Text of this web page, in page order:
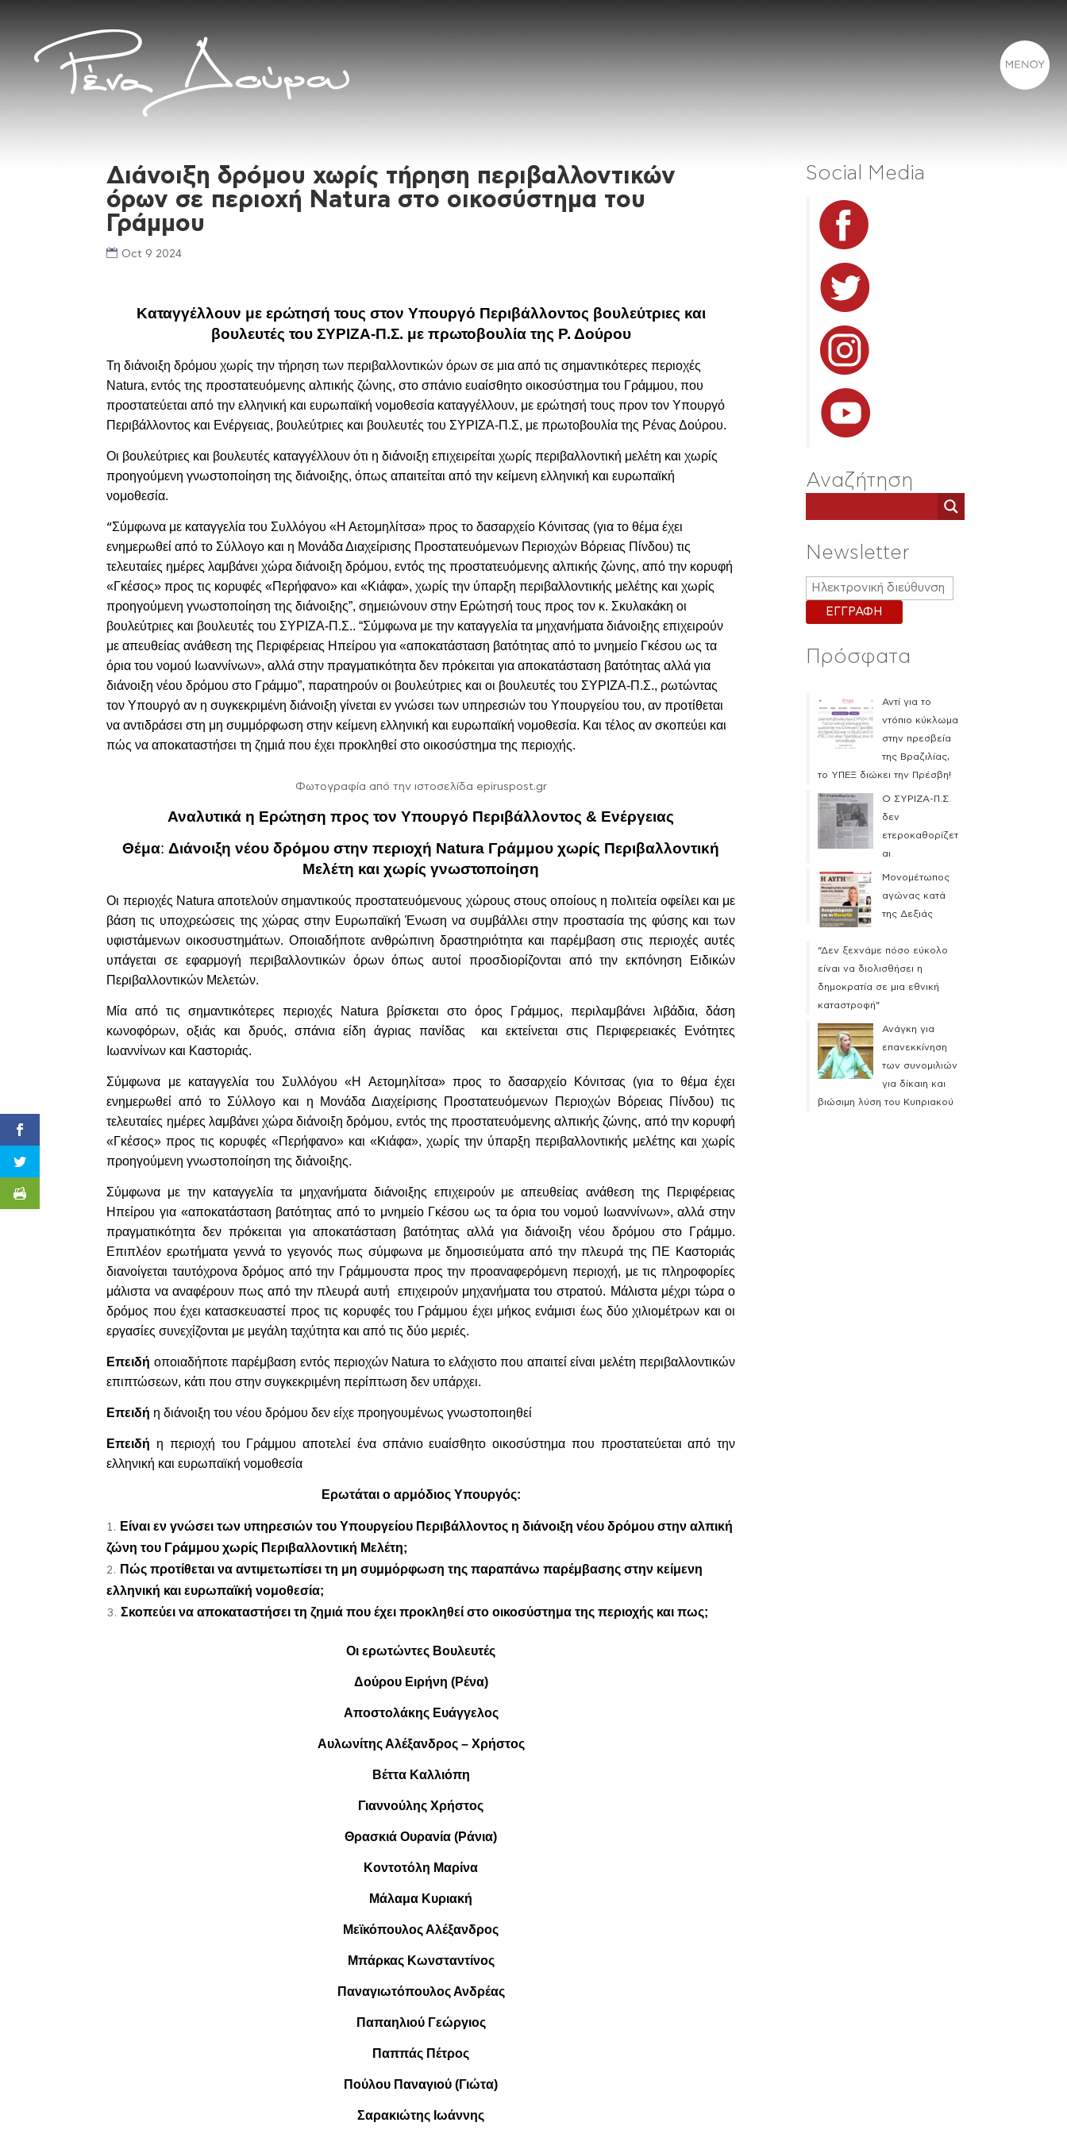
Διάνοιξη δρόμου χωρίς τήρηση περιβαλλοντικών
όρων σε περιοχή Natura στο οικοσύστημα του
Γράμμου
Oct 9 2024
Καταγγέλλουν με ερώτησή τους στον Υπουργό Περιβάλλοντος βουλεύτριες και
βουλευτές του ΣΥΡΙΖΑ-Π.Σ. με πρωτοβουλία της Ρ. Δούρου
Τη διάνοιξη δρόμου χωρίς την τήρηση των περιβαλλοντικών όρων σε μια από τις σημαντικότερες περιοχές
Natura,εντός της προστατευόμενης αλπικής ζώνης, στο σπάνιο ευαίσθητο οικοσύστημα του Γράμμου, που
προστατεύεται από την ελληνική και ευρωπαϊκή νομοθεσία καταγγέλλουν, με ερώτησή τους προν τον Υπουργό
Περιβάλλοντος και Ενέργειας, βουλεύτριες και βουλευτές του ΣΥΡΙΖΑ-Π.Σ, με πρωτοβουλία της Ρένας Δούρου.
Οι βουλεύτριες και βουλευτές καταγγέλλουν ότι η διάνοιξη επιχειρείται χωρίς περιβαλλοντική μελέτη και χωρίς
προηγούμενη γνωστοποίηση της διάνοιξης, όπως απαιτείται από την κείμενηελληνική και ευρωπαϊκή
νομοθεσία.
“Σύμφωνα με καταγγελία του Συλλόγου «Η Αετομηλίτσα» προς το δασαρχείο Κόνιτσας (για το θέμα έχει
ενημερωθεί από το Σύλλογο και η Μονάδα Διαχείρισης Προστατευόμενων Περιοχών Βόρειας Πίνδου) τις
τελευταίες ημέρες λαμβάνει χώρα διάνοιξη δρόμου, εντός της προστατευόμενης αλπικής ζώνης, από την κορυφή
«Γκέσος» προς τις κορυφές «Περήφανο» και «Κιάφα», χωρίς την ύπαρξη περιβαλλοντικής μελέτης και χωρίς
προηγούμενη γνωστοποίηση της διάνοιξης”, σημειώνουν στην Ερώτησή τους προς τον κ. Σκυλακάκη οι
βουλεύτριες και βουλευτές του ΣΥΡΙΖΑ-Π.Σ.. “Σύμφωνα με την καταγγελία τα μηχανήματα διάνοιξης επιχειρούν
με απευθείας ανάθεση της Περιφέρειας Ηπείρου για «αποκατάσταση βατότητας από το μνημείο Γκέσου ως τα
όρια του νομού Ιωαννίνων», αλλά στην πραγματικότητα δεν πρόκειται για αποκατάσταση βατότητας αλλά για
διάνοιξη νέου δρόμου στο Γράμμο”, παρατηρούν οι βουλεύτριες και οι βουλευτές του ΣΥΡΙΖΑ-Π.Σ., ρωτώντας
τον Υπουργό αν η συγκεκριμένη διάνοιξη γίνεται εν γνώσει των υπηρεσιών του Υπουργείου του, αν προτίθεται
να αντιδράσει στη μη συμμόρφωση στην κείμενη ελληνική και ευρωπαϊκή νομοθεσία. Και τέλος αν σκοπεύει και
πώς να αποκαταστήσειτη ζημιά που έχει προκληθεί στο οικοσύστημα της περιοχής.
Φωτογραφία από την ιστοσελίδα epiruspost.gr
Αναλυτικά η Ερώτηση προς τον Υπουργό Περιβάλλοντος & Ενέργειας
Θέμα:Διάνοιξη νέου δρόμου στην περιοχή Natura Γράμμου χωρίς Περιβαλλοντική
Μελέτη και χωρίς γνωστοποίηση
Οι περιοχές Natura αποτελούν σημαντικούς προστατευόμενους χώρους στους οποίους η πολιτεία οφείλει και με
βάση τις υποχρεώσεις της χώρας στην Ευρωπαϊκή Ένωση να συμβάλλει στην προστασία της φύσης και των
υφιστάμενων οικοσυστημάτων. Οποιαδήποτε ανθρώπινη δραστηριότητα και παρέμβαση στις περιοχές αυτές
υπάγεται σε εφαρμογή περιβαλλοντικών όρων όπως αυτοί προσδιορίζονται από την εκπόνηση Ειδικών
Περιβαλλοντικών Μελετών.
Μία από τις σημαντικότερες περιοχές Natura βρίσκεται στο όρος Γράμμος, περιλαμβάνει λιβάδια, δάση
κωνοφόρων, οξιάς και δρυός, σπάνια είδη άγριας πανίδας και εκτείνεται στις Περιφερειακές Ενότητες
Ιωαννίνων και Καστοριάς.
Σύμφωνα με καταγγελία του Συλλόγου «Η Αετομηλίτσα» προς το δασαρχείο Κόνιτσας (για το θέμα έχει
ενημερωθεί από το Σύλλογο και η Μονάδα Διαχείρισης Προστατευόμενων Περιοχών Βόρειας Πίνδου) τις
τελευταίες ημέρες λαμβάνει χώρα διάνοιξη δρόμου, εντός της προστατευόμενης αλπικής ζώνης, από την κορυφή
«Γκέσος» προς τις κορυφές «Περήφανο» και «Κιάφα», χωρίς την ύπαρξη περιβαλλοντικής μελέτης και χωρίς
προηγούμενη γνωστοποίηση της διάνοιξης.
Σύμφωνα με την καταγγελία τα μηχανήματα διάνοιξης επιχειρούν με απευθείας ανάθεση της Περιφέρειας
Ηπείρου για «αποκατάσταση βατότητας από το μνημείο Γκέσου ως τα όρια του νομού Ιωαννίνων», αλλά στην
πραγματικότητα δεν πρόκειται για αποκατάσταση βατότητας αλλά για διάνοιξη νέου δρόμου στο Γράμμο.
Επιπλέον ερωτήματα γεννά το γεγονός πως σύμφωνα με δημοσιεύματα από την πλευρά της ΠΕ Καστοριάς
διανοίγεται ταυτόχρονα δρόμος από την Γράμμουστα προς την προαναφερόμενη περιοχή, με τις πληροφορίες
μάλιστα να αναφέρουν πως από την πλευρά αυτή επιχειρούν μηχανήματα του στρατού. Μάλιστα μέχρι τώρα ο
δρόμος που έχει κατασκευαστεί προς τις κορυφές του Γράμμου έχει μήκος ενάμισι έως δύο χιλιομέτρων και οι
εργασίες συνεχίζονται με μεγάλη ταχύτητα και από τις δύο μεριές.
Επειδή οποιαδήποτε παρέμβαση εντός περιοχών Natura το ελάχιστο που απαιτεί είναι μελέτη περιβαλλοντικών
επιπτώσεων, κάτι που στην συγκεκριμένη περίπτωση δεν υπάρχει.
Επειδή η διάνοιξη του νέου δρόμου δεν είχε προηγουμένως γνωστοποιηθεί
Επειδή η περιοχή του Γράμμου αποτελεί ένα σπάνιο ευαίσθητο οικοσύστημα που προστατεύεται από την
ελληνική και ευρωπαϊκή νομοθεσία
Ερωτάται ο αρμόδιος Υπουργός:
Είναι εν γνώσει των υπηρεσιών του Υπουργείου Περιβάλλοντος η διάνοιξη νέου δρόμου στην αλπική
ζώνη του Γράμμου χωρίς Περιβαλλοντική Μελέτη;
Πώς προτίθεται να αντιμετωπίσει τη μη συμμόρφωση της παραπάνω παρέμβασης στην κείμενη
ελληνική και ευρωπαϊκή νομοθεσία;
Σκοπεύει να αποκαταστήσει τη ζημιά που έχει προκληθεί στο οικοσύστημα της περιοχής και πως;
Οι ερωτώντες Βουλευτές
Δούρου Ειρήνη (Ρένα)
Αποστολάκης Ευάγγελος
Αυλωνίτης Αλέξανδρος – Χρήστος
Βέττα Καλλιόπη
Γιαννούλης Χρήστος
Θρασκιά Ουρανία (Ράνια)
Κοντοτόλη Μαρίνα
Μάλαμα Κυριακή
Μεϊκόπουλος Αλέξανδρος
Μπάρκας Κωνσταντίνος
Παναγιωτόπουλος Ανδρέας
Παπαηλιού Γεώργιος
Παππάς Πέτρος
Πούλου Παναγιού (Γιώτα)
Σαρακιώτης Ιωάννης
Social Media
Αναζήτηση
Newsletter
Πρόσφατα
Αντί για το
ντόπιο κύκλωμα
στην πρεσβεία
της Βραζιλίας,
το ΥΠΕΞ διώκει την Πρέσβη!
Ο ΣΥΡΙΖΑ-Π.Σ.
δεν
ετεροκαθορίζετ
αι
Μονομέτωπος
αγώνας κατά
της Δεξιάς
“Δεν ξεχνάμε πόσο εύκολο
είναι να διολισθήσει η
δημοκρατία σε μια εθνική
καταστροφή”
Ανάγκη για
επανεκκίνηση
των συνομιλιών
για δίκαιη και
βιώσιμη λύση του Κυπριακού